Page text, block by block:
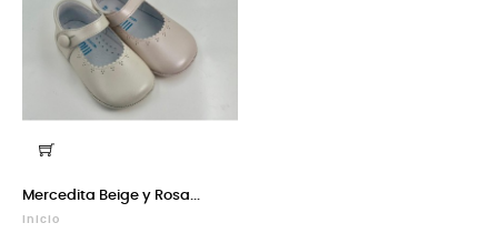
Mercedita Beige y Rosa...
Inicio